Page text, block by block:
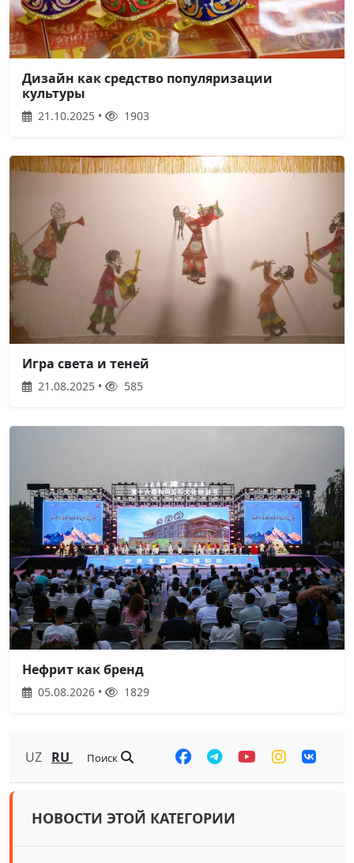
Дизайн как средство популяризации
культуры
21.10.2025 • 1903
Игра света и теней
21.08.2025 • 585
Нефрит как бренд
05.08.2026 • 1829
UZ RU Поиск
НОВОСТИ ЭТОЙ КАТЕГОРИИ